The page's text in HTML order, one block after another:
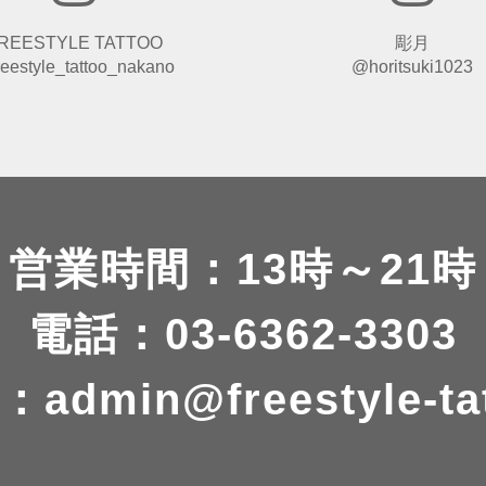
TATTOO
彫月
@horitsuki1023
営業時間：13時～21時
電話：03-6362-3303
admin@freestyle-